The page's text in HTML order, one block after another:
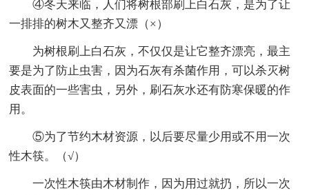
④冬天来临，人们将树根部刷上白石灰，是为了让
一排排的树木又整齐又漂（×）
为树根刷上白石灰，不仅仅是让它整齐漂亮，最主
要是为了防止虫害，因为石灰有杀菌作用，可以杀灭树
皮表面的一些害虫，另外，刷石灰水还有防寒保暖的作
用。
⑤为了节约木材资源，以后要尽量少用或不用一次
性木筷。（√）
一次性木筷由木材制作，因为用过就扔，所以一次